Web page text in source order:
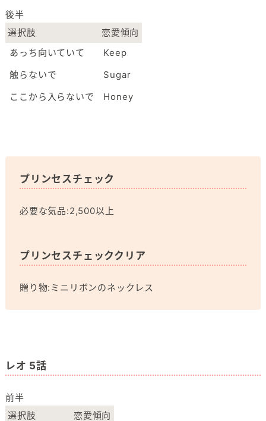
選択肢
恋愛傾向
あっち向いていて
Keep
触らないで
Sugar
ここから入らないで
Honey
後半
プリンセスチェック
必要な気品:2,500以上
プリンセスチェッククリア
贈り物:ミニリボンのネックレス
レオ 5話
選択肢
恋愛傾向
前半